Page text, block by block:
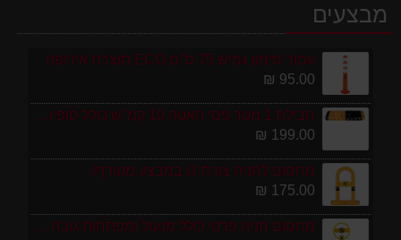
מבצעים
עמוד סימון גמיש 75 ס''מ ECO תוצרת אירופה
95.00 ₪
חבילת 1 מטר פסי האטה 10 קמ''ש כולל סופיות מפלסטיק
199.00 ₪
מחסום לחניה צורת U במבצע מטורף!
175.00 ₪
מחסום חניה פרטי כולל מנעול ומפתחות גובה 70 ס"מ